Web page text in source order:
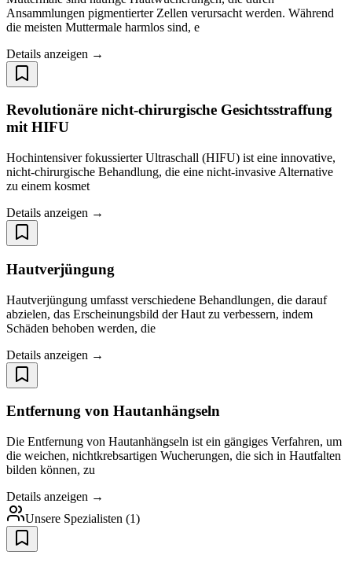
Ansammlungen pigmentierter Zellen verursacht werden. Während
die meisten Muttermale harmlos sind, e
Details anzeigen →
Revolutionäre nicht-chirurgische Gesichtsstraffung
mit HIFU
Hochintensiver fokussierter Ultraschall (HIFU) ist eine innovative,
nicht-chirurgische Behandlung, die eine nicht-invasive Alternative
zu einem kosmet
Details anzeigen →
Hautverjüngung
Hautverjüngung umfasst verschiedene Behandlungen, die darauf
abzielen, das Erscheinungsbild der Haut zu verbessern, indem
Schäden behoben werden, die
Details anzeigen →
Entfernung von Hautanhängseln
Die Entfernung von Hautanhängseln ist ein gängiges Verfahren, um
die weichen, nichtkrebsartigen Wucherungen, die sich in Hautfalten
bilden können, zu
Details anzeigen →
Unsere Spezialisten (1)